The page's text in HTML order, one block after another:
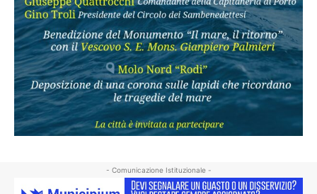
- Comunicazione Istituzionale -